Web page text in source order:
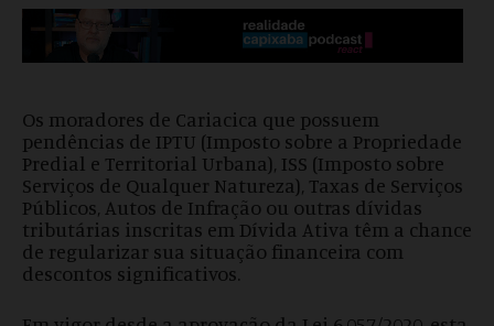
Os moradores de Cariacica que possuem
pendências de IPTU (Imposto sobre a Propriedade
Predial e Territorial Urbana), ISS (Imposto sobre
Serviços de Qualquer Natureza), Taxas de Serviços
Públicos, Autos de Infração ou outras dívidas
tributárias inscritas em Dívida Ativa têm a chance
de regularizar sua situação financeira com
descontos significativos.